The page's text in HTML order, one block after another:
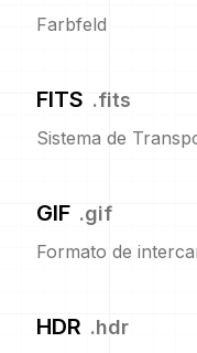
Farbfeld
FITS .fits
Sistema de
GIF .gif
Formato de
HDR .hdr